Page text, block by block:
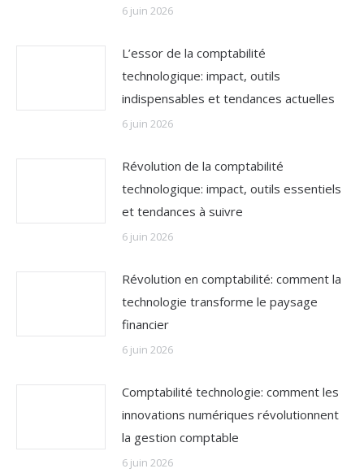
6 juin 2026
L’essor de la comptabilité
technologique: impact, outils
indispensables et tendances actuelles
6 juin 2026
Révolution de la comptabilité
technologique: impact, outils essentiels
et tendances à suivre
6 juin 2026
Révolution en comptabilité: comment la
technologie transforme le paysage
financier
6 juin 2026
Comptabilité technologie: comment les
innovations numériques révolutionnent
la gestion comptable
6 juin 2026